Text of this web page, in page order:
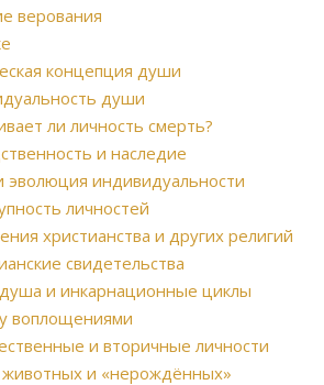
верования
концепция души
души
ли личность смерть?
и наследие
эволюция индивидуальности
личностей
христианства и других религий
свидетельства
и инкарнационные циклы
воплощениями
и вторичные личности
и «нерождённых»